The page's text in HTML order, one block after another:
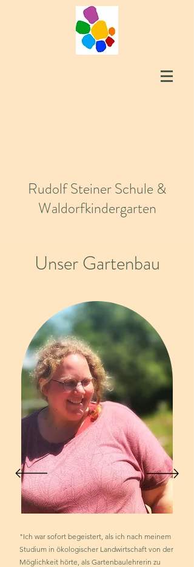
Rudolf Steiner Schule &
Waldorfkindergarten
Unser Gartenbau
"Ich war sofort begeistert, als ich nach meinem
Studium in ökologischer Landwirtschaft von der
Möglichkeit hörte, als Gartenbaulehrerin zu